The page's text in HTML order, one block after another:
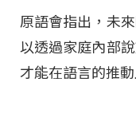
原語會指出，未
以透過家庭內部
才能在語言的推